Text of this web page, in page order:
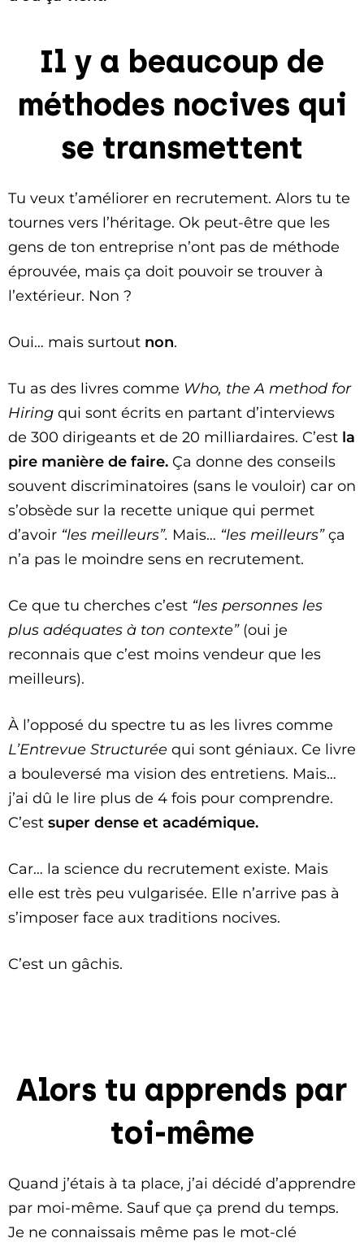
Il y a beaucoup de
méthodes nocives qui
se transmettent
Tu veux t’améliorer en recrutement. Alors tu te
tournes vers l’héritage. Ok peut-être que les
gens de ton entreprise n’ont pas de méthode
éprouvée, mais ça doit pouvoir se trouver à
l’extérieur. Non ?
Oui… mais surtout non.
Tu as des livres comme Who, the A method for
Hiring qui sont écrits en partant d’interviews
de 300 dirigeants et de 20 milliardaires. C’est la
pire manière de faire. Ça donne des conseils
souvent discriminatoires (sans le vouloir) car on
s’obsède sur la recette unique qui permet
d’avoir “les meilleurs”. Mais… “les meilleurs”ça
n’a pas le moindre sens en recrutement.
Ce que tu cherches c’est “les personnes les
plus adéquates à ton contexte”(oui je
reconnais que c’est moins vendeur que les
meilleurs).
À l’opposé du spectre tu as les livres comme
L’Entrevue Structurée qui sont géniaux. Ce livre
a bouleversé ma vision des entretiens. Mais…
j’ai dû le lire plus de 4 fois pour comprendre.
C’est super dense et académique.
Car… la science du recrutement existe. Mais
elle est très peu vulgarisée. Elle n’arrive pas à
s’imposer face aux traditions nocives.
C’est un gâchis.
Alors tu apprends par
toi-même
Quand j’étais à ta place, j’ai décidé d’apprendre
par moi-même. Sauf que ça prend du temps.
Je ne connaissais même pas le mot-clé